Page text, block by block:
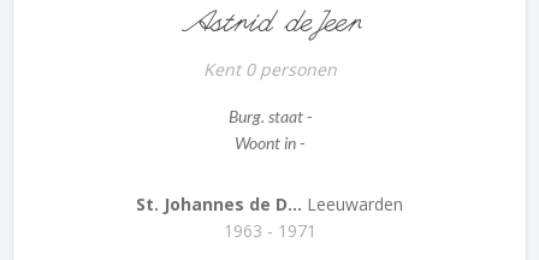
Astrid deJeer
Kent 0 personen
Burg. staat -
Woont in -
St. Johannes de D... Leeuwarden
1963 - 1971